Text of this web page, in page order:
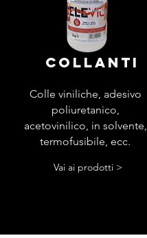
COLLANTI
Colle viniliche, adesivo
poliuretanico,
acetovinilico, in solvente,
termofusibile, ecc.
Vai ai prodotti >